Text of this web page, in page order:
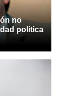
no
política